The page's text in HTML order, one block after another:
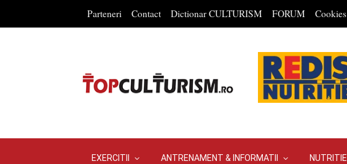
Parteneri Contact Dictionar CULTURISM FORUM Cookies
EXERCITII ANTRENAMENT & INFORMATII NUTRITIE